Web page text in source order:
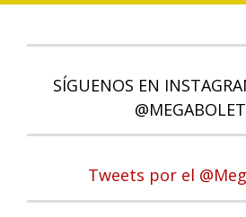
SÍGUENOS EN
Tweets por el